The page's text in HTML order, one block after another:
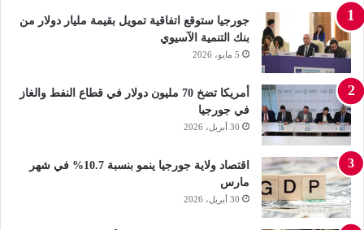
جورجيا ستوقع اتفاقية تمويل بقيمة مليار دولار من
بنك التنمية الآسيوي
5 مايو، 2026
أمريكا تضخ 70 مليون دولار في قطاع النفط والغاز
في جورجيا
30 أبريل، 2026
اقتصاد ولاية جورجيا ينمو بنسبة 10.7% في شهر
مارس
30 أبريل، 2026